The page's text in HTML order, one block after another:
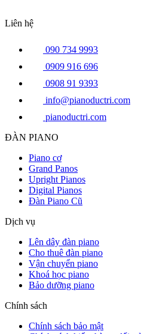
Liên hệ
090 734 9993
0909 916 696
0908 91 9393
info@pianoductri.com
pianoductri.com
ĐÀN PIANO
Piano cơ
Grand Panos
Upright Pianos
Digital Pianos
Đàn Piano Cũ
Dịch vụ
Lên dây đàn piano
Cho thuê đàn piano
Vận chuyển piano
Khoá học piano
Bảo dưỡng piano
Chính sách
Chính sách bảo mật